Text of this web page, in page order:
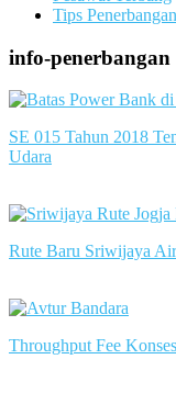
Tips Penerbangan
info-penerbangan
SE 015 Tahun 2018
Udara
Rute Baru Sriwijaya
Throughput Fee